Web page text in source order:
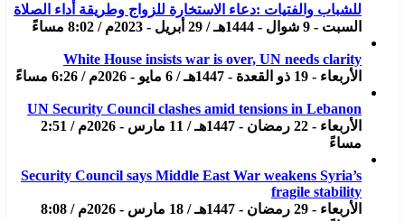
للشباب والفتيات :دعاء الاستخارة للزواج وطريقة أداء الصلاة
السبت - 9 شوال - 1444هـ / 29 أبريل - 2023م / 8:02 مساءً
White House insists war is over, UN needs clarity
الأربعاء - 19 ذو القعدة - 1447هـ / 6 مايو - 2026م / 6:26 مساءً
UN Security Council clashes amid tensions in Lebanon
الأربعاء - 22 رمضان - 1447هـ / 11 مارس - 2026م / 2:51
مساءً
Security Council says Middle East War weakens Syria’s
fragile stability
الأربعاء - 29 رمضان - 1447هـ / 18 مارس - 2026م / 8:08